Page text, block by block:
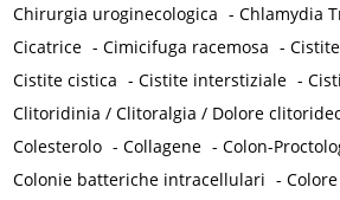
Chirurgia uroginecologica -Chlamydia
Cicatrice -Cimicifuga racemosa -
Cistite cistica -Cistite interstiziale -
Clitoridinia / Clitoralgia / Dolore
Colesterolo -Collagene -Colon-
Colonie batteriche intracellulari -